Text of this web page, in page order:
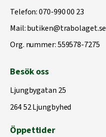
Telefon:070-990 00 23
Mail:butiken@trabolaget.se
Org. nummer: 559578-7275
Besök oss
Ljungbygatan 25
264 52 Ljungbyhed
Öppettider